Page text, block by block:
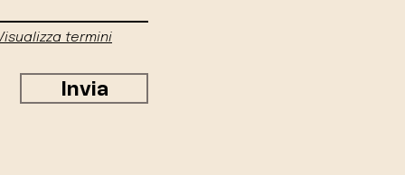
termini
Invia